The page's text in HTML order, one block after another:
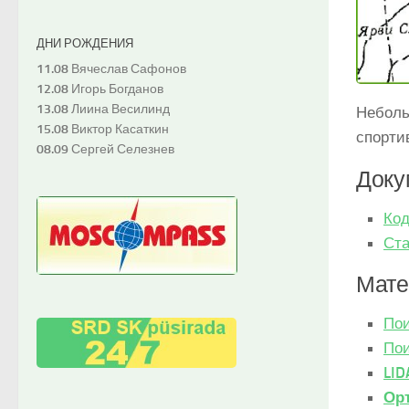
ДНИ РОЖДЕНИЯ
11.08 Вячеслав Сафонов
12.08 Игорь Богданов
13.08Лиина Весилинд
15.08 Виктор Касаткин
08.09Сергей Селезнев